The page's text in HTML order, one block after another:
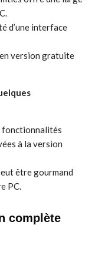
d’une interface
version gratuite
fonctionnalités
à la version
être gourmand
PC.
complète